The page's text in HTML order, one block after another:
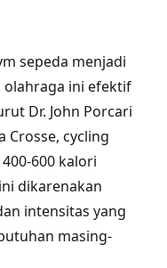
sepeda menjadi
olahraga ini efektif
Dr. John Porcari
Crosse, cycling
600 kalori
dikarenakan
intensitas yang
masing-